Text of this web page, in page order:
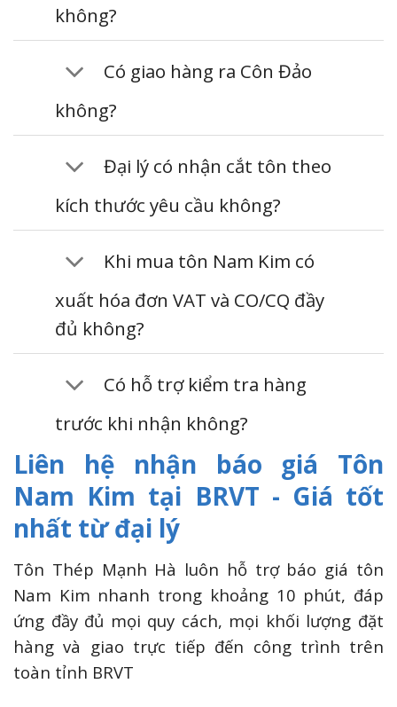
không?
Có giao hàng ra Côn Đảo
không?
Đại lý có nhận cắt tôn theo
kích thước yêu cầu không?
Khi mua tôn Nam Kim có
xuất hóa đơn VAT và CO/CQ đầy
đủ không?
Có hỗ trợ kiểm tra hàng
trước khi nhận không?
Liên hệ nhận báo giá Tôn
Nam Kim tại BRVT - Giá tốt
nhất từ đại lý
Tôn Thép Mạnh Hà luôn hỗ trợ báo giá tôn
Nam Kim nhanh trong khoảng 10 phút, đáp
ứng đầy đủ mọi quy cách, mọi khối lượng đặt
hàng và giao trực tiếp đến công trình trên
toàn tỉnh BRVT